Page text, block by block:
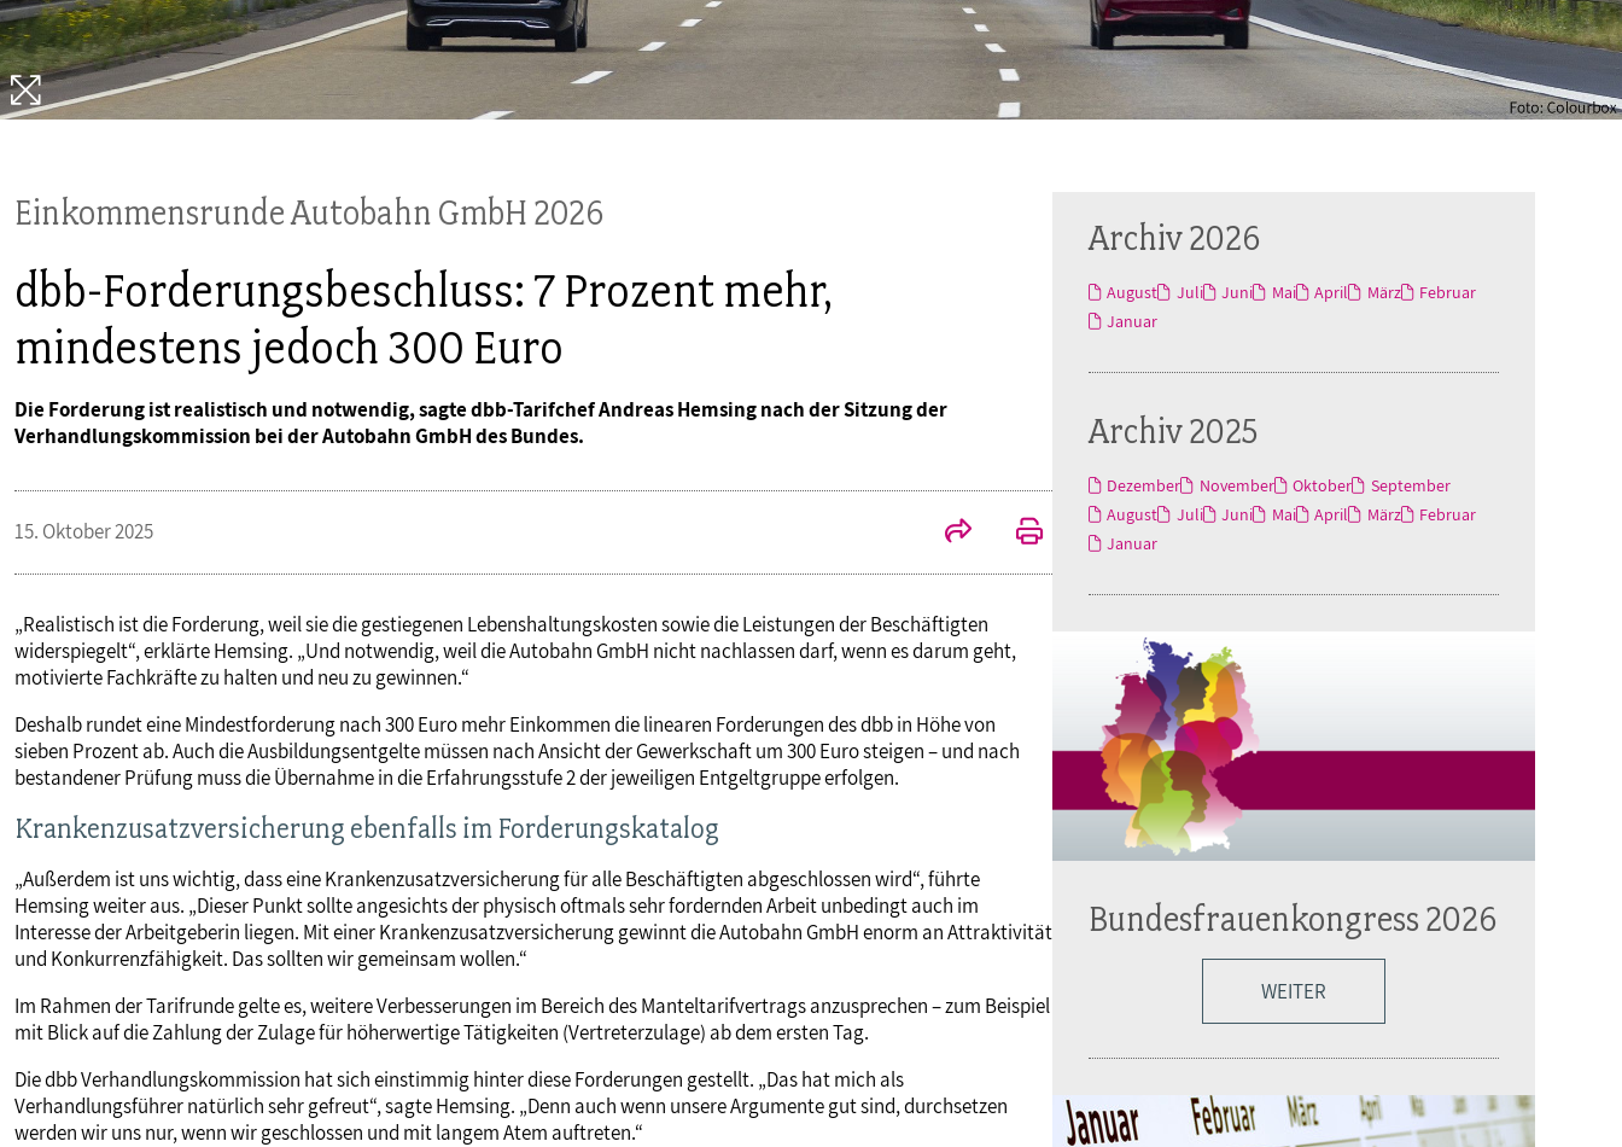
Mitgliedsgewerkschaften
Kooperationen
Alterssicherung
Bildung
Gender Budgeting
Digitalisierung
Frauenrecht kompakt
PUBLIKATIONEN
TERMINE & VERANSTALTUNGEN
Seminare
MITGLIEDSCHAFT & SERVICE
Akademie
Verlag
Einkommensrunde Autobahn GmbH 2026
dbb-Forderungsbeschluss: 7 Prozent mehr,
mindestens jedoch 300 Euro
Die Forderung ist realistisch und notwendig, sagte dbb-Tarifchef Andreas Hemsing nach der Sitzung der
Verhandlungskommission bei der Autobahn GmbH des Bundes.
15. Oktober 2025
„Realistisch ist die Forderung, weil sie die gestiegenen Lebenshaltungskosten sowie die Leistungen der Beschäftigten
widerspiegelt“, erklärte Hemsing. „Und notwendig, weil die Autobahn GmbH nicht nachlassen darf, wenn es darum geht,
motivierte Fachkräfte zu halten und neu zu gewinnen.“
Deshalb rundet eine Mindestforderung nach 300 Euro mehr Einkommen die linearen Forderungen des dbb in Höhe von
sieben Prozent ab. Auch die Ausbildungsentgelte müssen nach Ansicht der Gewerkschaft um 300 Euro steigen – und nach
bestandener Prüfung muss die Übernahme in die Erfahrungsstufe 2 der jeweiligen Entgeltgruppe erfolgen.
Krankenzusatzversicherung ebenfalls im Forderungskatalog
„Außerdem ist uns wichtig, dass eine Krankenzusatzversicherung für alle Beschäftigten abgeschlossen wird“, führte
Hemsing weiter aus. „Dieser Punkt sollte angesichts der physisch oftmals sehr fordernden Arbeit unbedingt auch im
Interesse der Arbeitgeberin liegen. Mit einer Krankenzusatzversicherung gewinnt die Autobahn GmbH enorm an Attraktivität
und Konkurrenzfähigkeit. Das sollten wir gemeinsam wollen.“
Im Rahmen der Tarifrunde gelte es, weitere Verbesserungen im Bereich des Manteltarifvertrags anzusprechen – zum Beispiel
mit Blick auf die Zahlung der Zulage für höherwertige Tätigkeiten (Vertreterzulage) ab dem ersten Tag.
Die dbb Verhandlungskommission hat sich einstimmig hinter diese Forderungen gestellt. „Das hat mich als
Verhandlungsführer natürlich sehr gefreut“, sagte Hemsing. „Denn auch wenn unsere Argumente gut sind, durchsetzen
werden wir uns nur, wenn wir geschlossen und mit langem Atem auftreten.“
Archiv 2026
August Juli Juni Mai April März
Februar
Januar
Archiv 2025
Dezember November Oktober
September
August
Juli Juni Mai April März
Februar
Januar
Bundesfrauenkongress 2026
WEITER